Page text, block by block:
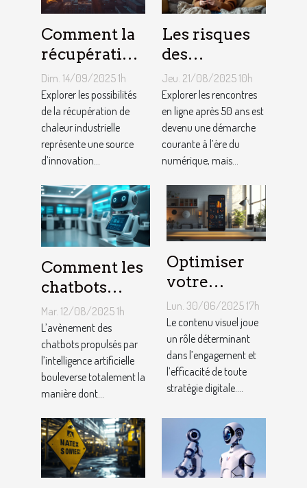
Comment la
récupération
de chaleur
industrielle
peut-elle
chauffer des
milliers de
Dim. 14/09/2025 1h
Explorer les possibilités
de la récupération de
chaleur industrielle
représente une source
d’innovation...
Les risques
des
rencontres
en ligne pour
les plus de 50
ans
Jeu. 21/08/2025 10h
Explorer les rencontres
en ligne après 50 ans est
devenu une démarche
courante à l’ère du
numérique, mais...
Comment les
chatbots
utilisant l'IA
transforment-
ils le service
client ?
Mar. 12/08/2025 1h
L’avènement des
chatbots propulsés par
l’intelligence artificielle
bouleverse totalement la
manière dont...
Optimiser
votre
contenu
visuel : trucs
et astuces
Lun. 30/06/2025 17h
Le contenu visuel joue
un rôle déterminant
dans l’engagement et
l’efficacité de toute
stratégie digitale....